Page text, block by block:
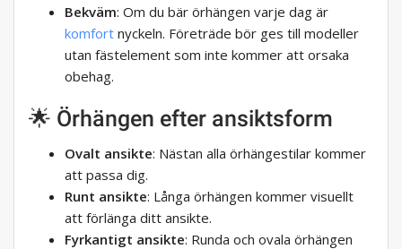
Bekväm: Om du bär örhängen varje dag är
komfort nyckeln. Företräde bör ges till modeller
utan fästelement som inte kommer att orsaka
obehag.
🌟 Örhängen efter ansiktsform
Ovalt ansikte: Nästan alla örhängestilar kommer
att passa dig.
Runt ansikte: Långa örhängen kommer visuellt
att förlänga ditt ansikte.
Fyrkantigt ansikte: Runda och ovala örhängen